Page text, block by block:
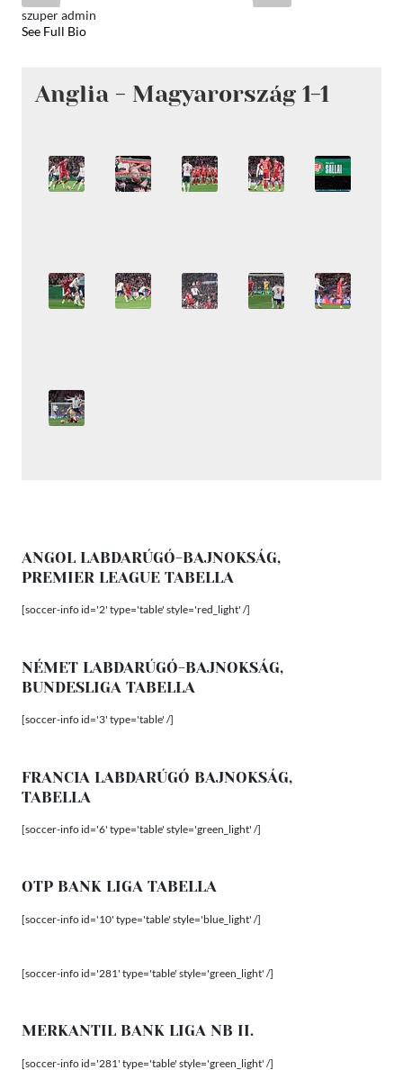
szuper admin
See Full Bio
Anglia - Magyarország 1-1
ANGOL LABDARÚGÓ-BAJNOKSÁG,
PREMIER LEAGUE TABELLA
[soccer-info id='2' type='table' style='red_light' /]
NÉMET LABDARÚGÓ-BAJNOKSÁG,
BUNDESLIGA TABELLA
[soccer-info id='3' type='table' /]
FRANCIA LABDARÚGÓ BAJNOKSÁG,
TABELLA
[soccer-info id='6' type='table' style='green_light' /]
OTP BANK LIGA TABELLA
[soccer-info id='10' type='table' style='blue_light' /]
[soccer-info id='281' type='table' style='green_light' /]
MERKANTIL BANK LIGA NB II.
[soccer-info id='281' type='table' style='green_light' /]